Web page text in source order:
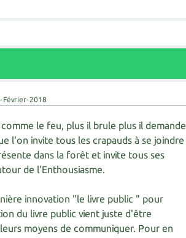
Février-2018
le feu, plus il brule plus il demande
l'on invite tous les crapauds à se joindre
dans la forêt et invite tous ses
de l'Enthousiasme.
innovation "le livre public " pour
du livre public vient juste d'être
moyens de communiquer. Pour en